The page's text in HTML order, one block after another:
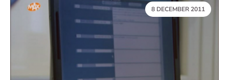
DATUM:
8 DECEMBER 2011